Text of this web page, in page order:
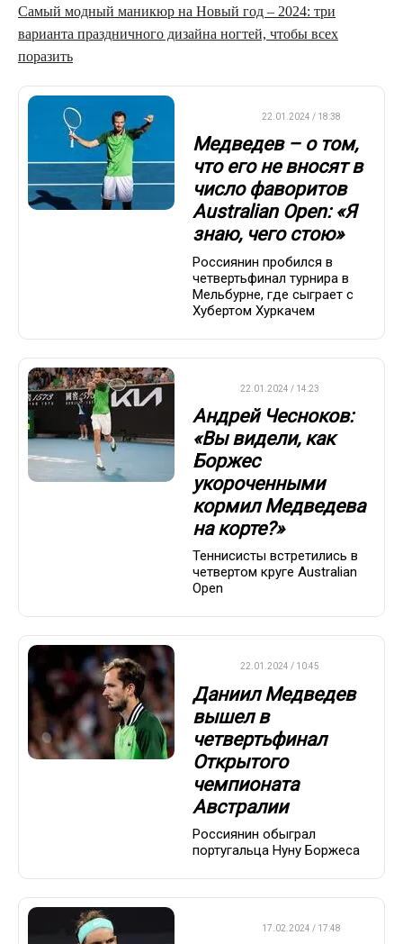
Самый модный маникюр на Новый год – 2024: три
варианта праздничного дизайна ногтей, чтобы всех
поразить
22.01.2024 / 18:38
Медведев – о том,
что его не вносят в
число фаворитов
Australian Open: «Я
знаю, чего стою»
Россиянин пробился в
четвертьфинал турнира в
Мельбурне, где сыграет с
Хубертом Хуркачем
22.01.2024 / 14:23
Андрей Чесноков:
«Вы видели, как
Боржес
укороченными
кормил Медведева
на корте?»
Теннисисты встретились в
четвертом круге Australian
Open
22.01.2024 / 10:45
Даниил Медведев
вышел в
четвертьфинал
Открытого
чемпионата
Австралии
Россиянин обыграл
португальца Нуну Боржеса
17.02.2024 / 17:48